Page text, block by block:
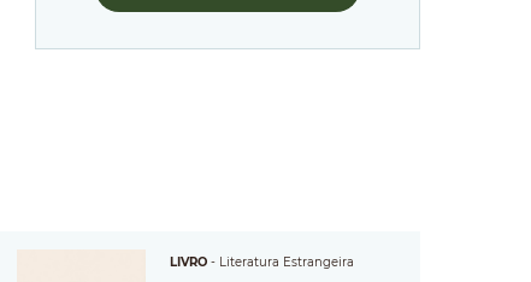
LIVRO - Literatura Estrangeira